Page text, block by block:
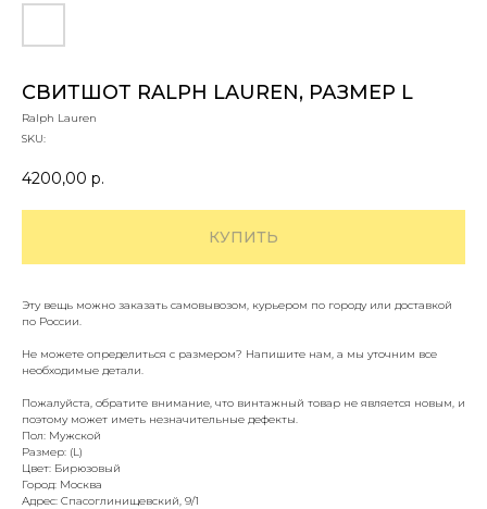
СВИТШОТ RALPH LAUREN, РАЗМЕР L
Ralph Lauren
SKU:
4200,00 р.
КУПИТЬ
Эту вещь можно заказать самовывозом, курьером по городу или доставкой
по России.
Не можете определиться с размером? Напишите нам, а мы уточним все
необходимые детали.
Пожалуйста, обратите внимание, что винтажный товар не является новым, и
поэтому может иметь незначительные дефекты.
Пол: Мужской
Размер: (L)
Цвет: Бирюзовый
Город: Москва
Адрес: Спасоглинищевский, 9/1